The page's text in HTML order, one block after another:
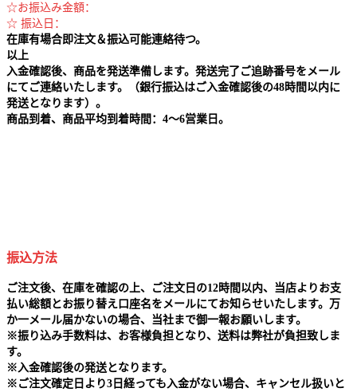
☆お振込み金額：
☆ 振込日：
在庫有場合即注文＆振込可能連絡待つ。
以上
入金確認後、商品を発送準備します。発送完了ご追跡番号をメール
にてご連絡いたします。（銀行振込はご入金確認後の48時間以内に
発送となります）。
商品到着、商品平均到着時間：4～6営業日。
振込方法
ご注文後、在庫を確認の上、ご注文日の12時間以内、当店よりお支
払い総額とお振り替え口座名をメールにてお知らせいたします。万
か一メール届かないの場合、当社まで御一報お願いします。
※振り込み手数料は、お客様負担となり、送料は弊社が負担致しま
す。
※ 入金確認後の発送となります。
※ ご注文確定日より3日経っても入金がない場合、キャンセル扱いと